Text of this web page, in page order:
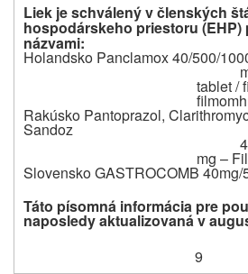
Liek je schválený v členských
hospodárskeho priestoru
názvami:
Holandsko Panclamox 40/500/
tablet /
Rakúsko Pantoprazol,
Sandoz
mg –
Slovensko GASTROCOMB 40mg/
Táto písomná informácia pre
naposledy aktualizovaná v
9